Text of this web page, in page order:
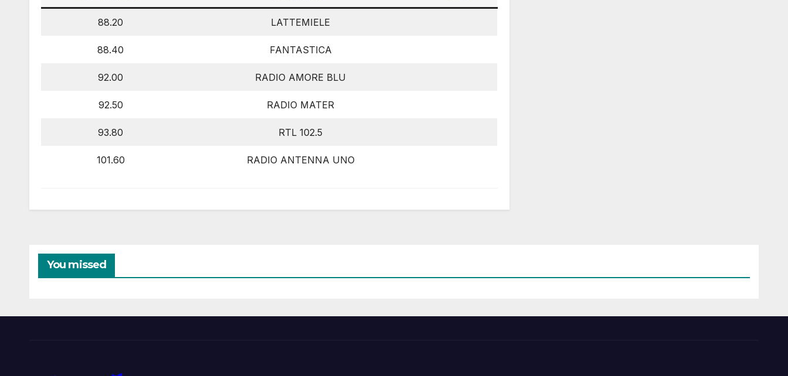
88.20 LATTEMIELE
88.40 FANTASTICA
92.00 RADIO AMORE BLU
92.50 RADIO MATER
93.80 RTL 102.5
101.60 RADIO ANTENNA UNO
You missed